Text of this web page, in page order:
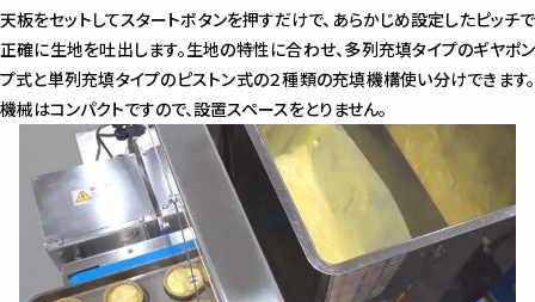
天板をセットしてスタートボタンを押すだけで、あらかじめ設定したピッチで
正確に生地を吐出します。生地の特性に合わせ、多列充填タイプのギヤポン
プ式と単列充填タイプのピストン式の２種類の充填機構使い分けできます。
機械はコンパクトですので、設置スペースをとりません。